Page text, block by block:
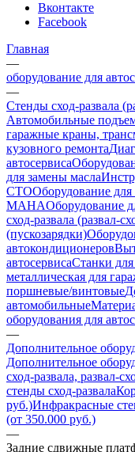
Вконтакте
Facebook
Главная
—
оборудование для
—
Стенды сход-развала
Автомобильные
гаражные краны,
кузовного ремонта
автосервиса
для замены масла
СТООборудование для
MAHAОборудование
сход-развала (развал-
(пускозарядки)
автокондиционеров
автосервисаСтанки для
металлическая для
поршневые/винтовые
автомобильные
оборудования для
—
Дополнительное
Дополнительное
сход-развала, развал-
стенды сход-развала
руб.)Инфракрасные
(от 350.000 руб.)
—
Задние сдвижные